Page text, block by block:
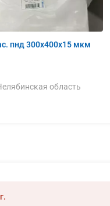
пнд 300х400х15 мкм
область